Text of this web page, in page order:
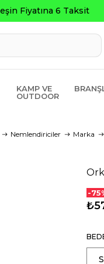
KAMP VE
OUTDOOR
Nemlendiriciler Marka
-